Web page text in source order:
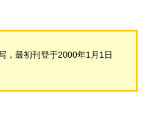
，最初刊登于2000年1月1日